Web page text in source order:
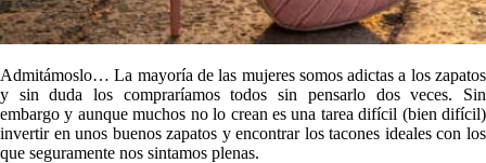
Admitámoslo… La mayoría de las mujeres somos adictas a los zapatos
y sin duda los compraríamos todos sin pensarlo dos veces. Sin
embargo y aunque muchos no lo crean es una tarea difícil (bien difícil)
invertir en unos buenos zapatos y encontrar los tacones ideales con los
que seguramente nos sintamos plenas.